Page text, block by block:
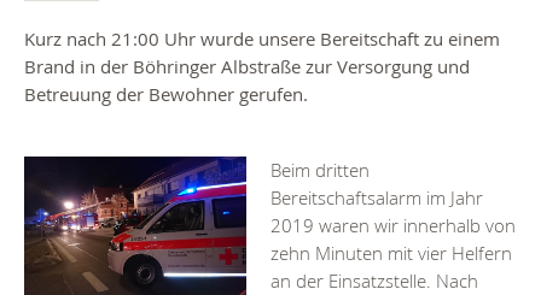
Kurz nach 21:00 Uhr wurde unsere Bereitschaft zu einem
Brand in der Böhringer Albstraße zur Versorgung und
Betreuung der Bewohner gerufen.
Beim dritten
Bereitschaftsalarm im Jahr
2019 waren wir innerhalb von
zehn Minuten mit vier Helfern
an der Einsatzstelle. Nach